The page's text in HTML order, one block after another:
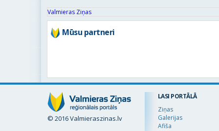
Valmieras Ziņas
Mūsu partneri
© 2016 Valmieraszinas.lv
LASI PORTĀLĀ
Ziņas
Galerijas
Afiša